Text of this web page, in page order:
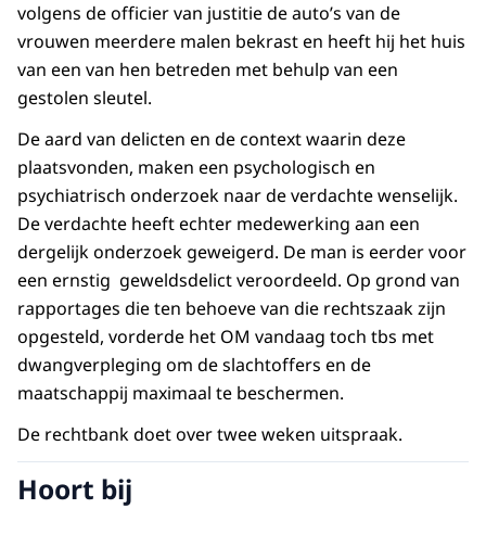
volgens de officier van justitie de auto’s van de
vrouwen meerdere malen bekrast en heeft hij het huis
van een van hen betreden met behulp van een
gestolen sleutel.
De aard van delicten en de context waarin deze
plaatsvonden, maken een psychologisch en
psychiatrisch onderzoek naar de verdachte wenselijk.
De verdachte heeft echter medewerking aan een
dergelijk onderzoek geweigerd. De man is eerder voor
een ernstig geweldsdelict veroordeeld. Op grond van
rapportages die ten behoeve van die rechtszaak zijn
opgesteld, vorderde het OM vandaag toch tbs met
dwangverpleging om de slachtoffers en de
maatschappij maximaal te beschermen.
De rechtbank doet over twee weken uitspraak.
Hoort bij